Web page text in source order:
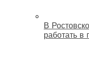
В
работать в